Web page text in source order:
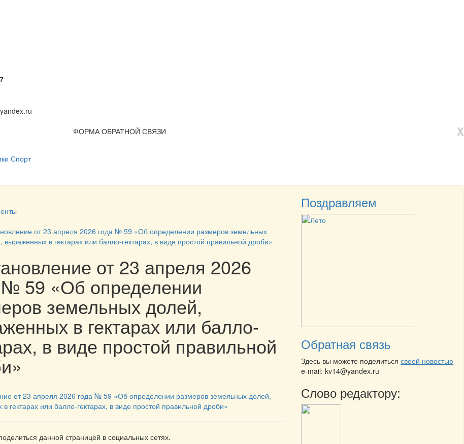
X
ФОРМА ОБРАТНОЙ СВЯЗИ
Спорт
от 23 апреля 2026 года № 59 «Об определении размеров земельных
выраженных в гектарах или балло-гектарах, в виде простой правильной дроби»
от 23 апреля 2026
№ 59 «Об определении
земельных долей,
в гектарах или балло-
в виде простой правильной
от 23 апреля 2026 года № 59 «Об определении размеров земельных долей,
гектарах или балло-гектарах, в виде простой правильной дроби»
данной страницей в социальных сетях.
Поздравляем
Обратная связь
Здесь вы можете поделиться своей новостью
e-mail: kv14@yandex.ru
Слово редактору: